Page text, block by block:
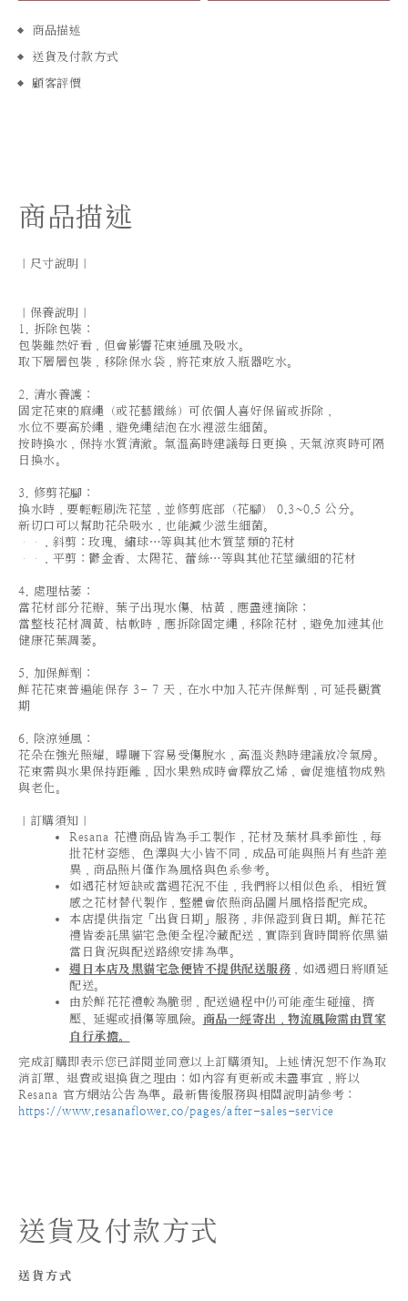
商品描述
送貨及付款方式
顧客評價
商品描述
｜尺寸說明｜
｜保養說明｜
1. 拆除包裝：
包裝雖然好看，但會影響花束通風及吸水。
取下層層包裝，移除保水袋，將花束放入瓶器吃水。
2. 清水養護：
固定花束的麻繩（或花藝鐵絲）可依個人喜好保留或拆除，
水位不要高於繩，避免繩結泡在水裡滋生細菌。
按時換水，保持水質清澈。氣溫高時建議每日更換，天氣涼爽時可隔
日換水。
3. 修剪花腳：
換水時，要輕輕刷洗花莖，並修剪底部（花腳） 0.3~0.5 公分。
新切口可以幫助花朵吸水，也能減少滋生細菌。
．斜剪：玫瑰、繡球…等與其他木質莖類的花材
．平剪：鬱金香、太陽花、蕾絲…等與其他花莖纖細的花材
4. 處理枯萎：
當花材部分花瓣、葉子出現水傷、枯黃，應盡速摘除；
當整枝花材凋黃、枯軟時，應拆除固定繩，移除花材，避免加速其他
健康花葉凋萎。
5. 加保鮮劑：
鮮花花束普遍能保存 3- 7 天，在水中加入花卉保鮮劑，可延長觀賞
期
6. 陰涼通風：
花朵在強光照耀、曝曬下容易受傷脫水，高溫炎熱時建議放冷氣房。
花束需與水果保持距離，因水果熟成時會釋放乙烯，會促進植物成熟
與老化。
｜訂購須知｜
Resana 花禮商品皆為手工製作，花材及葉材具季節性，每
批花材姿態、色澤與大小皆不同，成品可能與照片有些許差
異，商品照片僅作為風格與色系參考。
如遇花材短缺或當週花況不佳，我們將以相似色系、相近質
感之花材替代製作，整體會依照商品圖片風格搭配完成。
本店提供指定「出貨日期」服務，非保證到貨日期。鮮花花
禮皆委託黑貓宅急便全程冷藏配送，實際到貨時間將依黑貓
當日貨況與配送路線安排為準。
週日本店及黑貓宅急便皆不提供配送服務 ，如遇週日將順延
配送。
由於鮮花花禮較為脆弱，配送過程中仍可能產生碰撞、擠
壓、延遲或損傷等風險。 商品一經寄出，物流風險需由買家
自行承擔。
完成訂購即表示您已詳閱並同意以上訂購須知。上述情況恕不作為取
消訂單、退費或退換貨之理由；如內容有更新或未盡事宜，將以
Resana 官方網站公告為準。最新售後服務與相關說明請參考：
https://www.resanaflower.co/pages/after-sales-service
送貨及付款方式
送貨方式